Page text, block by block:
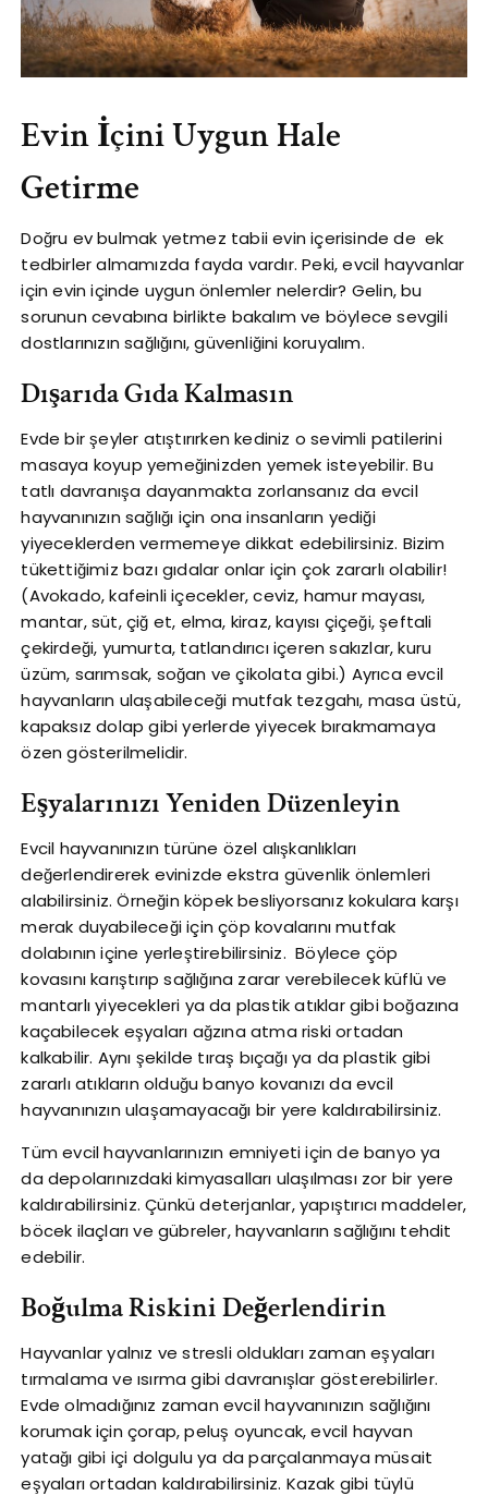
Evin İçini Uygun Hale
Getirme
Doğru ev bulmak yetmez tabii evin içerisinde de ek
tedbirler almamızda fayda vardır. Peki, evcil hayvanlar
için evin içinde uygun önlemler nelerdir? Gelin, bu
sorunun cevabına birlikte bakalım ve böylece sevgili
dostlarınızın sağlığını, güvenliğini koruyalım.
Dışarıda Gıda Kalmasın
Evde bir şeyler atıştırırken kediniz o sevimli patilerini
masaya koyup yemeğinizden yemek isteyebilir. Bu
tatlı davranışa dayanmakta zorlansanız da evcil
hayvanınızın sağlığı için ona insanların yediği
yiyeceklerden vermemeye dikkat edebilirsiniz. Bizim
tükettiğimiz bazı gıdalar onlar için çok zararlı olabilir!
(Avokado, kafeinli içecekler, ceviz, hamur mayası,
mantar, süt, çiğ et, elma, kiraz, kayısı çiçeği, şeftali
çekirdeği, yumurta, tatlandırıcı içeren sakızlar, kuru
üzüm, sarımsak, soğan ve çikolata gibi.) Ayrıca evcil
hayvanların ulaşabileceği mutfak tezgahı, masa üstü,
kapaksız dolap gibi yerlerde yiyecek bırakmamaya
özen gösterilmelidir.
Eşyalarınızı Yeniden Düzenleyin
Evcil hayvanınızın türüne özel alışkanlıkları
değerlendirerek evinizde ekstra güvenlik önlemleri
alabilirsiniz. Örneğin köpek besliyorsanız kokulara karşı
merak duyabileceği için çöp kovalarını mutfak
dolabının içine yerleştirebilirsiniz. Böylece çöp
kovasını karıştırıp sağlığına zarar verebilecek küflü ve
mantarlı yiyecekleri ya da plastik atıklar gibi boğazına
kaçabilecek eşyaları ağzına atma riski ortadan
kalkabilir. Aynı şekilde tıraş bıçağı ya da plastik gibi
zararlı atıkların olduğu banyo kovanızı da evcil
hayvanınızın ulaşamayacağı bir yere kaldırabilirsiniz.
Tüm evcil hayvanlarınızın emniyeti için de banyo ya
da depolarınızdaki kimyasalları ulaşılması zor bir yere
kaldırabilirsiniz. Çünkü deterjanlar, yapıştırıcı maddeler,
böcek ilaçları ve gübreler, hayvanların sağlığını tehdit
edebilir.
Boğulma Riskini Değerlendirin
Hayvanlar yalnız ve stresli oldukları zaman eşyaları
tırmalama ve ısırma gibi davranışlar gösterebilirler.
Evde olmadığınız zaman evcil hayvanınızın sağlığını
korumak için çorap, peluş oyuncak, evcil hayvan
yatağı gibi içi dolgulu ya da parçalanmaya müsait
eşyaları ortadan kaldırabilirsiniz. Kazak gibi tüylü